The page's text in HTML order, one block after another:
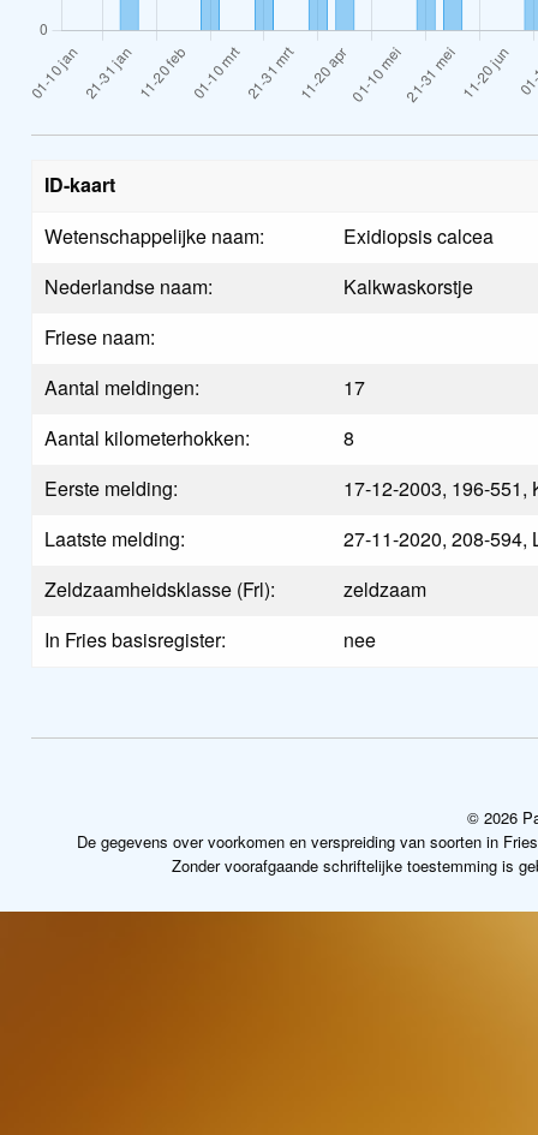
ID-kaart
Wetenschappelijke naam:
Exidiopsis calcea
Nederlandse naam:
Kalkwaskorstje
Friese naam:
Aantal meldingen:
17
Aantal kilometerhokken:
8
Eerste melding:
17-12-2003, 196-551,
Laatste melding:
27-11-2020, 208-594,
Zeldzaamheidsklasse (Frl):
zeldzaam
In Fries basisregister:
nee
© 2026
De gegevens over voorkomen en verspreiding van soorten in
Zonder voorafgaande schriftelijke toestemming is